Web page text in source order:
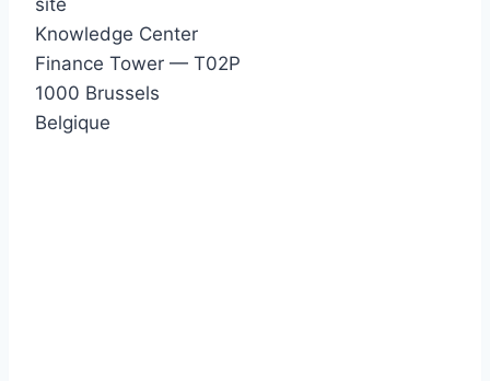
Knowledge Center
Finance Tower — T02P
1000 Brussels
Belgique